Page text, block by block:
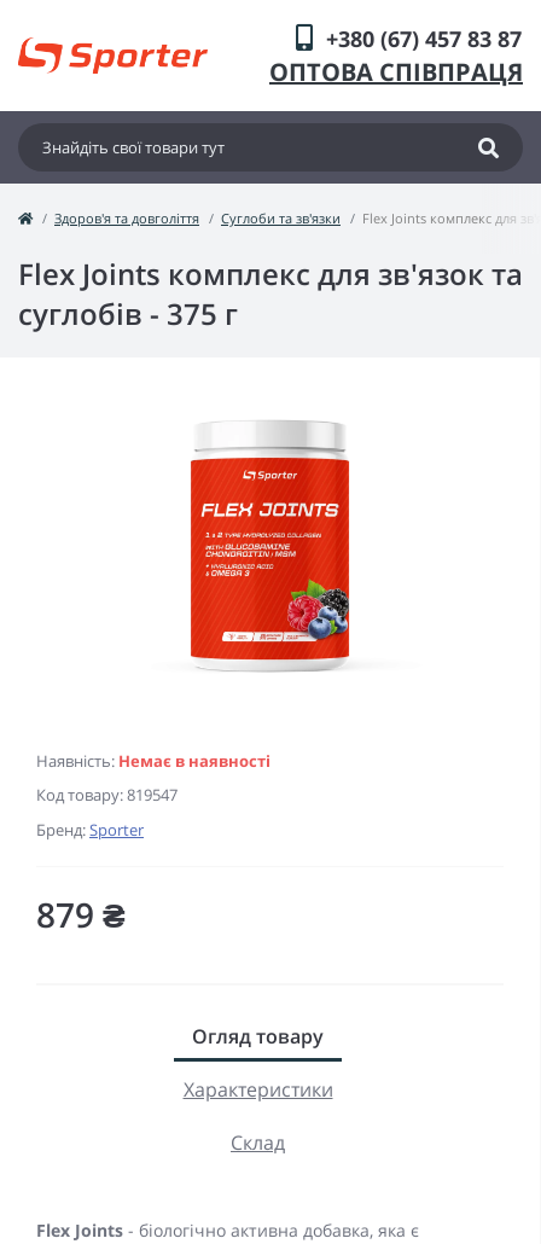
+380 (67) 457 83 87
ОПТОВА СПІВПРАЦЯ
Здоров'я та довголіття Суглоби та зв'язки Flex Joints комплекс для
Flex Joints комплекс для зв'язок та
суглобів - 375 г
Наявність: Немає в наявності
Код товару:819547
Бренд:Sporter
879 ₴
Огляд товару
Характеристики
Склад
Flex Joints - біологічно активна добавка, яка є